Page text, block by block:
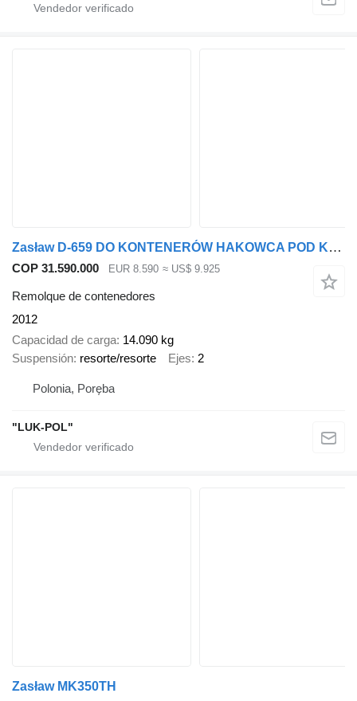
Zasław D-659 DO KONTENERÓW HAKOWCA POD KONTENERY 2 OSIE BLIŹNIAKI RESOR
COP 31.590.000 EUR 8.590 ≈ US$ 9.925
Remolque de contenedores
2012
Capacidad de carga 14.090 kg
Suspensión resorte/resorte Ejes 2
Polonia, Poręba
"LUK-POL"
Zasław MK350TH